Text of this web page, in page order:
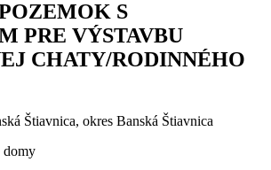
S
PRE VÝSTAVBU
CHATY/RODINNÉHO
Štiavnica, okres Banská Štiavnica
domy